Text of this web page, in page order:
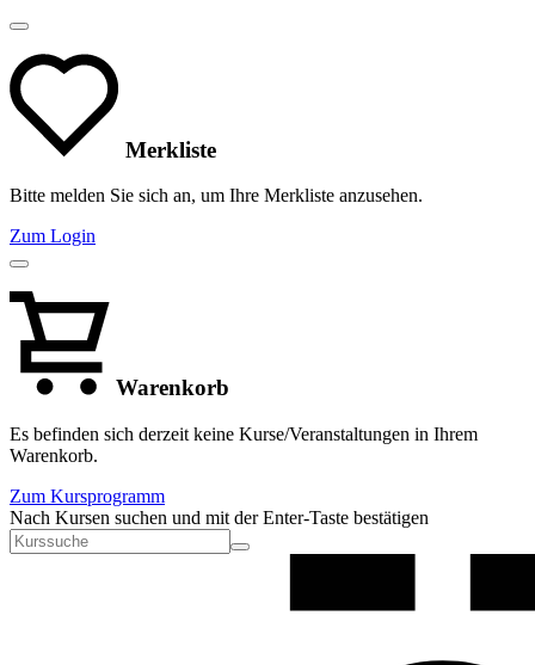
Merkliste
Bitte melden Sie sich an, um Ihre Merkliste anzusehen.
Zum Login
Warenkorb
Es befinden sich derzeit keine Kurse/Veranstaltungen in Ihrem
Warenkorb.
Zum Kursprogramm
Nach Kursen suchen und mit der Enter-Taste bestätigen